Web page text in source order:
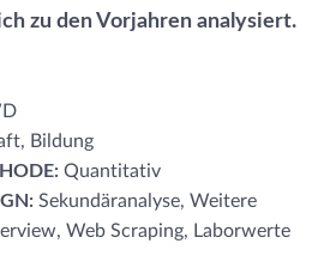
zu den Vorjahren analysiert.
Bildung
Quantitativ
Sekundäranalyse, Weitere
Web Scraping, Laborwerte